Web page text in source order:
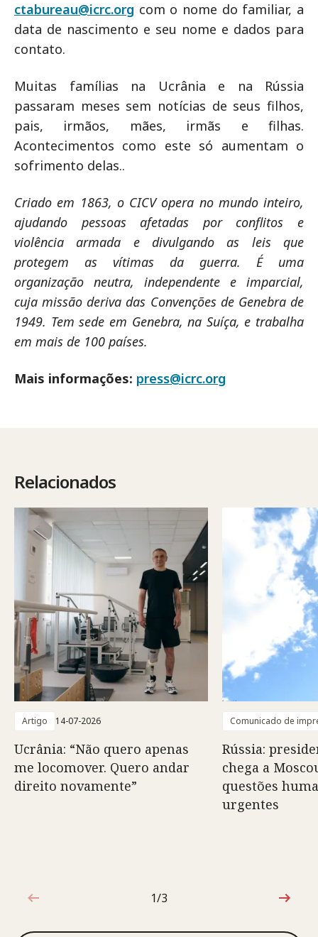
ctabureau@icrc.org com o nome do familiar, a
data de nascimento e seu nome e dados para
contato.
Muitas famílias na Ucrânia e na Rússia
passaram meses sem notícias de seus filhos,
pais, irmãos, mães, irmãs e filhas.
Acontecimentos como este só aumentam o
sofrimento delas..
Criado em 1863, o CICV opera no mundo inteiro,
ajudando pessoas afetadas por conflitos e
violência armada e divulgando as leis que
protegem as vítimas da guerra. É uma
organização neutra, independente e imparcial,
cuja missão deriva das Convenções de Genebra de
1949. Tem sede em Genebra, na Suíça, e trabalha
em mais de 100 países.
Mais informações: press@icrc.org
Relacionados
Artigo 14-07-2026
Ucrânia: “Não quero apenas
me locomover. Quero andar
direito novamente”
Comunicado de
Rússia:
chega a
questões
urgentes
1 de 3
1/3